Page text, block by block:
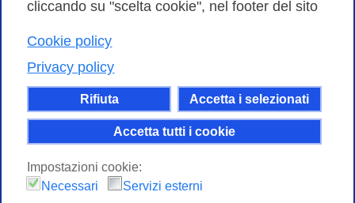
cliccando su "scelta cookie", nel footer del sito
Cookie policy
Privacy policy
Rifiuta Accetta i selezionati
Accetta tutti i cookie
Impostazioni cookie:
Necessari
Servizi esterni
| CF 97284570583 – PI 07577141000 | Codice
Destinatario 7EU9KEU |
Il contenuto di questo sito e' rilasciato, tranne dove
altrimenti indicato, secondo i termini della licenza
Creative Commons
stesso modo 4.0 Internazionale.